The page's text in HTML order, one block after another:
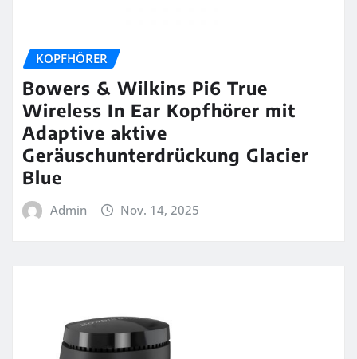
KOPFHÖRER
Bowers & Wilkins Pi6 True
Wireless In Ear Kopfhörer mit
Adaptive aktive
Geräuschunterdrückung Glacier
Blue
Admin Nov. 14, 2025